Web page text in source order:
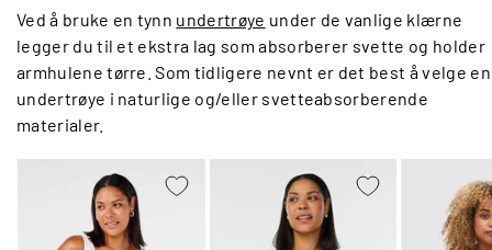
Ved å bruke en tynn undertrøye under de vanlige klærne
legger du til et ekstra lag som absorberer svette og holder
armhulene tørre. Som tidligere nevnt er det best å velge en
undertrøye i naturlige og/eller svetteabsorberende
materialer.